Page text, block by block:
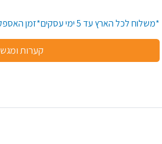
*משלוח לכל הארץ עד 5 ימי עסקים*זמן האספקה יתארך בקנייה מעל 50 יח' מפריט
קערות ומגשים